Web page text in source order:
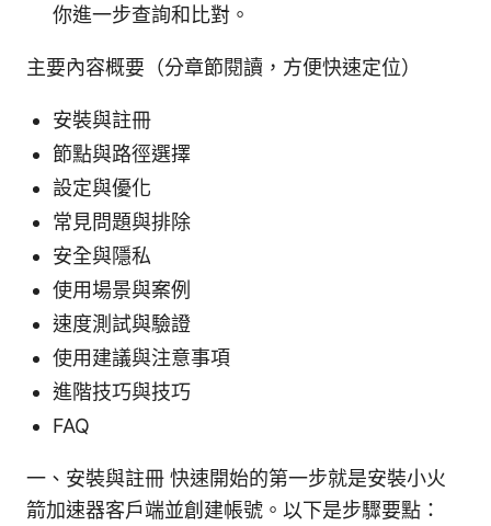
你進一步查詢和比對。
主要內容概要（分章節閱讀，方便快速定位）
安裝與註冊
節點與路徑選擇
設定與優化
常見問題與排除
安全與隱私
使用場景與案例
速度測試與驗證
使用建議與注意事項
進階技巧與技巧
FAQ
一、安裝與註冊 快速開始的第一步就是安裝小火
箭加速器客戶端並創建帳號。以下是步驟要點：